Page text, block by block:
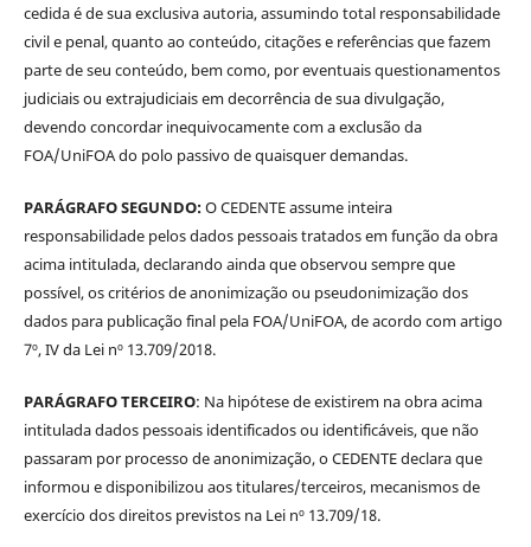
cedida é de sua exclusiva autoria, assumindo total responsabilidade
civil e penal, quanto ao conteúdo, citações e referências que fazem
parte de seu conteúdo, bem como, por eventuais questionamentos
judiciais ou extrajudiciais em decorrência de sua divulgação,
devendo concordar inequivocamente com a exclusão da
FOA/UniFOA do polo passivo de quaisquer demandas.
PARÁGRAFO SEGUNDO:O CEDENTE assume inteira
responsabilidade pelos dados pessoais tratados em função da obra
acima intitulada, declarando ainda que observou sempre que
possível, os critérios de anonimização ou pseudonimização dos
dados para publicação final pela FOA/UniFOA, de acordo com artigo
7º, IV da Lei nº 13.709/2018.
PARÁGRAFO TERCEIRO: Na hipótese de existirem na obra acima
intitulada dados pessoais identificados ou identificáveis, que não
passaram por processo de anonimização, o CEDENTE declara que
informou e disponibilizou aos titulares/terceiros, mecanismos de
exercício dos direitos previstos na Lei nº 13.709/18.